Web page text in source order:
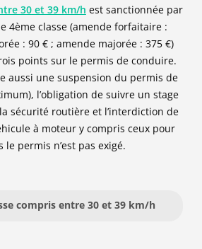
90
375
68
45
180
:
135 €
:
90 €(si paiement dans les 15
:
375 €
(après 45 jours sans
le permis de conduire :
135
30 et 39 km/h est sanctionnée par
4ème classe (amende forfaitaire :
: 90 € ; amende majorée : 375 €)
points sur le permis de conduire.
aussi une suspension du permis de
l’obligation de suivre un stage
sécurité routière et l’interdiction de
à moteur y compris ceux pour
permis n’est pas exigé.
compris entre 30 et 39 km/h